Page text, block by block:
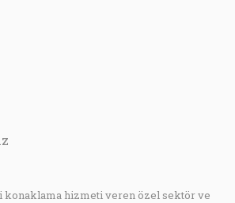
konaklama hizmeti veren özel sektör ve